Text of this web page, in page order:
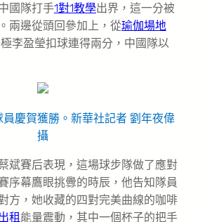
國隊打手1對1教學出界，這一分被
兩邊從頭回參加上，從瑜伽場地
李盈瑩扣球連得兩分，中國隊以
慶賀獲勝。新華社記者 劉年夜偉
攝
斌賽后表現，這場球步隊做了應對
序幕鷹眼挑釁的時辰，他告知隊員
方，她收藏的四對完美曲線的咖啡
租 能量震動，其中一個杯子的把手